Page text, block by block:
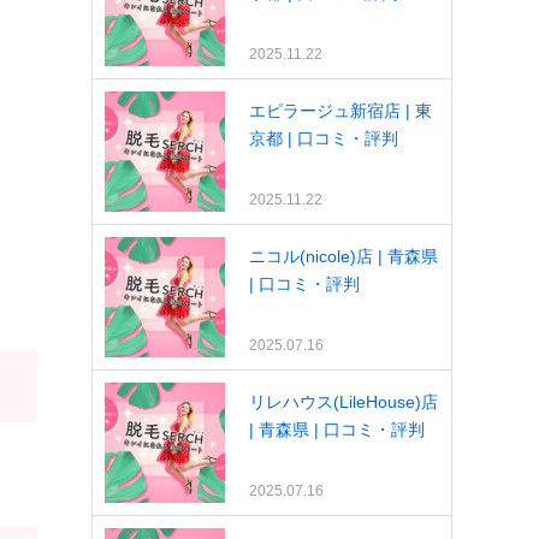
2025.11.22
エピラージュ新宿店 | 東
京都 | 口コミ・評判
2025.11.22
ニコル(nicole)店 | 青森県
| 口コミ・評判
2025.07.16
リレハウス(LileHouse)店
| 青森県 | 口コミ・評判
2025.07.16